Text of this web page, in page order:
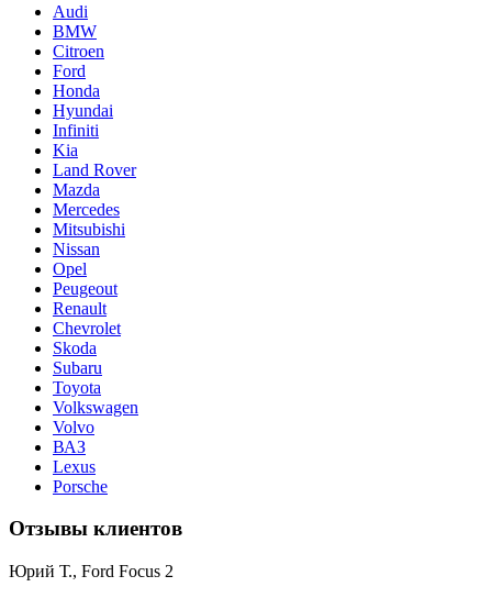
Audi
BMW
Citroen
Ford
Honda
Hyundai
Infiniti
Kia
Land Rover
Mazda
Mercedes
Mitsubishi
Nissan
Opel
Peugeout
Renault
Chevrolet
Skoda
Subaru
Toyota
Volkswagen
Volvo
ВАЗ
Lexus
Porsche
Отзывы клиентов
Юрий Т., Ford Focus 2